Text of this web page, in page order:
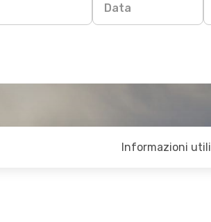
Data
Informazioni utili